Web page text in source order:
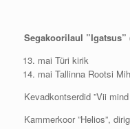
Segakoorilaul
mai Türi kirik
mai Tallinna Rootsi
Kevadkontserdid ”Vii mind
Kammerkoor ”Helios”,